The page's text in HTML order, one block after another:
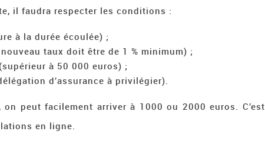
il faudra respecter les conditions :
à la durée écoulée) ;
taux doit être de 1 % minimum) ;
à 50 000 euros) ;
d’assurance à privilégier).
peut facilement arriver à 1000 ou 2000 euros. C’est
en ligne.